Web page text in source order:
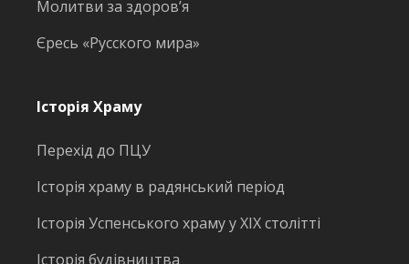
Молитви за здоров’я
Єресь «Русского мира»
Історія Храму
Перехід до ПЦУ
Історія храму в радянський період
Історія Успенського храму у ХІХ столітті
Історія будівництва